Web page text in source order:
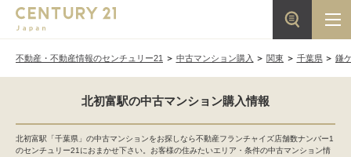
不動産・不動産情報のセンチュリー21 中古マンション購入 関東 千葉県 鎌
北初富駅の中古マンション購入情報
北初富駅「千葉県」の中古マンションをお探しなら不動産フランチャイズ店舗数ナンバー1
のセンチュリー21におまかせ下さい。お客様の住みたいエリア・条件の中古マンション情